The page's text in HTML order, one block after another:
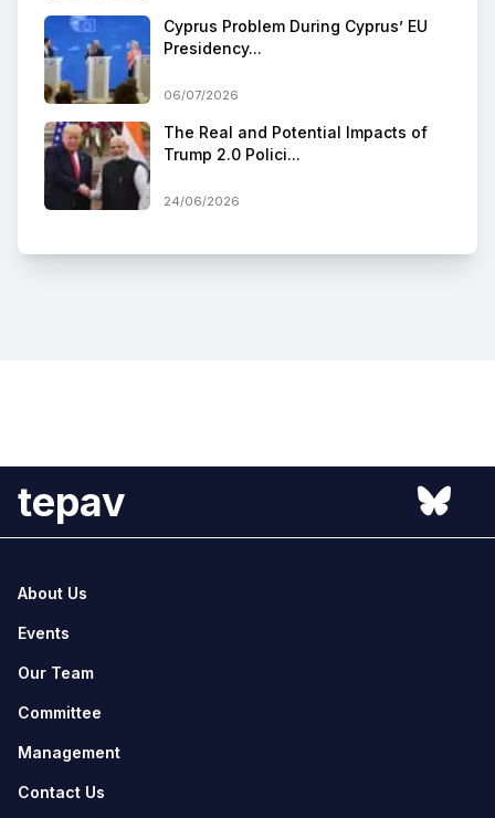
Cyprus Problem During Cyprus’ EU
Presidency...
06/07/2026
The Real and Potential Impacts of
Trump 2.0 Polici...
24/06/2026
tepav
About Us
Events
Our Team
Committee
Management
Contact Us